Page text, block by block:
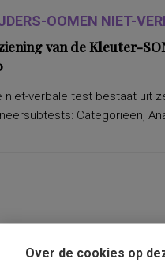
Over de cookies op
OOMEN NIET-
van de Kleuter-
niet-verbale test bestaat uit
Categorieën,